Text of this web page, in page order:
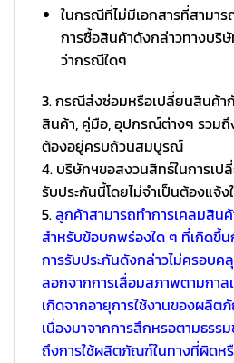
ในกรณีที่ไม่มีเอกสารที่สามา
การซื้อสินค้าดังกล่าวทางบริ
ว่ากรณีใดๆ
3. กรณีส่งซ่อมหรือเปลี่ยนสินค้า
สินค้า, คู่มือ, อุปกรณ์ต่างๆ รวม
ต้องอยู่ครบถ้วนสมบูรณ์
4. บริษัทฯขอสงวนสิทธ์ในการเป
รับประกันนี้โดยไม่จำเป็นต้องแจ้
5.ลูกค้าสามารถทำการเคลมสิน
สำหรับข้อบกพร่องใด ๆ ที่เกิด
การรับประกันดังกล่าวไม่ครอบ
ลอกจากการเสื่อมสภาพตามกา
เกิดจากอายุการใช้งานของผลิ
เนื่องมาจากการสึกหรอตามธรร
ถึงการใช้ผลิตภัณฑ์ในทางที่ผิดหรื